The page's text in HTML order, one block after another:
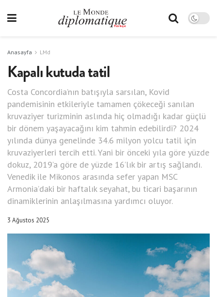
Anasayfa LMd
Kapalı kutuda tatil
Costa Concordia’nın batışıyla sarsılan, Kovid
pandemisinin etkileriyle tamamen çökeceği sanılan
kruvaziyer turizminin aslında hiç olmadığı kadar güçlü
bir dönem yaşayacağını kim tahmin edebilirdi? 2024
yılında dünya genelinde 34.6 milyon yolcu tatil için
kruvaziyerleri tercih etti. Yani bir önceki yıla göre yüzde
dokuz, 2019’a göre de yüzde 16’lık bir artış sağlandı.
Venedik ile Mikonos arasında sefer yapan MSC
Armonia’daki bir haftalık seyahat, bu ticari başarının
dinamiklerinin anlaşılmasına yardımcı oluyor.
3 Ağustos 2025